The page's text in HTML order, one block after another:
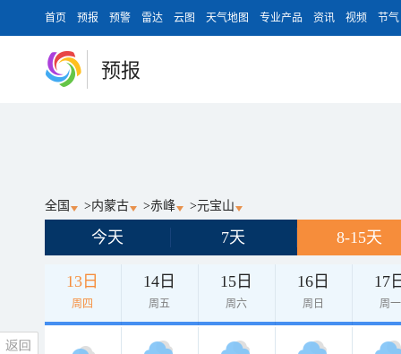
首页 预报 预警 雷达 云图 天气地图 专业产品 资讯 视频 节气
预报
全国 >内蒙古 >赤峰 >元宝山
今天 7天 8-15天
13日
周四
14日
周五
15日
周六
16日
周日
17
周一